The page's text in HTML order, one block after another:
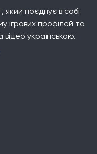
який поєднує в собі
ігрових профілей та
відео українською.